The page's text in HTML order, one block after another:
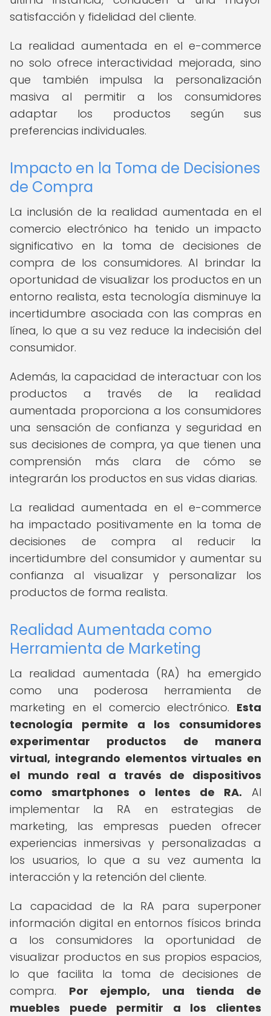
satisfacción y fidelidad del cliente.
La realidad aumentada en el e-commerce
no solo ofrece interactividad mejorada, sino
que también impulsa la personalización
masiva al permitir a los consumidores
adaptar los productos según sus
preferencias individuales.
Impacto en la Toma de Decisiones
de Compra
La inclusión de la realidad aumentada en el
comercio electrónico ha tenido un impacto
significativo en la toma de decisiones de
compra de los consumidores. Al brindar la
oportunidad de visualizar los productos en un
entorno realista, esta tecnología disminuye la
incertidumbre asociada con las compras en
línea, lo que a su vez reduce la indecisión del
consumidor.
Además, la capacidad de interactuar con los
productos a través de la realidad
aumentada proporciona a los consumidores
una sensación de confianza y seguridad en
sus decisiones de compra, ya que tienen una
comprensión más clara de cómo se
integrarán los productos en sus vidas diarias.
La realidad aumentada en el e-commerce
ha impactado positivamente en la toma de
decisiones de compra al reducir la
incertidumbre del consumidor y aumentar su
confianza al visualizar y personalizar los
productos de forma realista.
Realidad Aumentada como
Herramienta de Marketing
La realidad aumentada (RA) ha emergido
como una poderosa herramienta de
marketing en el comercio electrónico. Esta
tecnología permite a los consumidores
experimentar productos de manera
virtual, integrando elementos virtuales en
el mundo real a través de dispositivos
como smartphones o lentes de RA. Al
implementar la RA en estrategias de
marketing, las empresas pueden ofrecer
experiencias inmersivas y personalizadas a
los usuarios, lo que a su vez aumenta la
interacción y la retención del cliente.
La capacidad de la RA para superponer
información digital en entornos físicos brinda
a los consumidores la oportunidad de
visualizar productos en sus propios espacios,
lo que facilita la toma de decisiones de
compra. Por ejemplo, una tienda de
muebles puede permitir a los clientes